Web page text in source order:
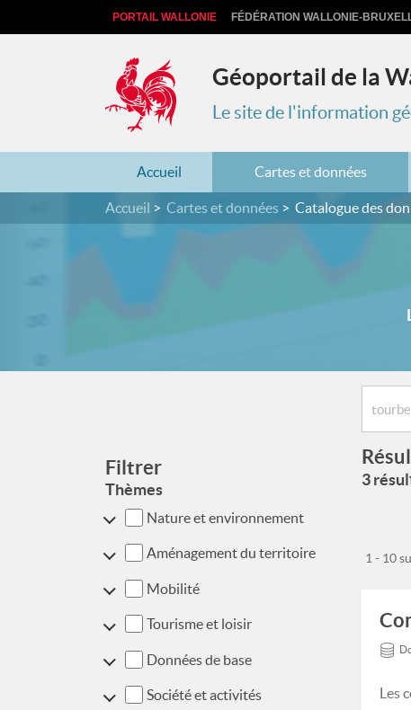
PORTAIL WALLONIE FÉDÉRATION WALLONIE-
Géoportail de la
Le site de l'information
Accueil Cartes et données
Accueil Cartes et données Catalogue des
Filtrer
Thèmes
Nature et environnement
Aménagement du territoire
Mobilité
Tourisme et loisir
Données de base
Société et activités
3
1 - 10
Les